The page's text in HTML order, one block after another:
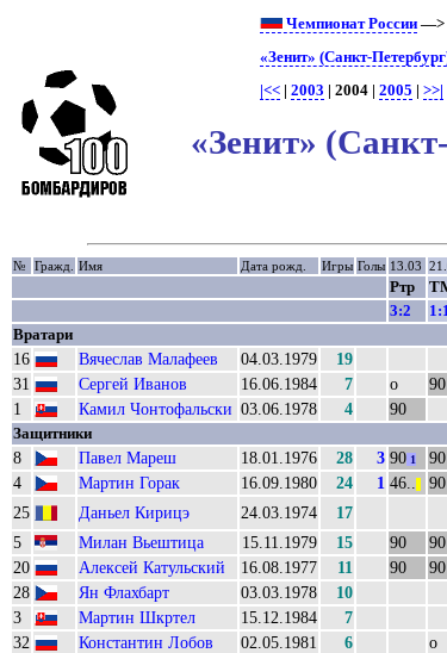
Чемпионат России
«Зенит» (Санкт-
|<< |2003 | 2004 |2005 |>>|
«Зенит»
№ Гражд. Имя Дата рожд. Игры Голы 13.03
Ртр
3:2
Вратари
16 Вячеслав Малафеев 04.03.1979 19
31
Сергей Иванов 16.06.1984 7 о 90
1
Камил Чонтофальски 03.06.1978 4 90
Защитники
8 Павел Мареш 18.01.1976 28 3 90 1 90
4
Мартин Горак 16.09.1980 24 1 46.. 90
25
Даньел Кирицэ 24.03.1974 17
5
Милан Вьештица 15.11.1979 15 90 90
20
Алексей Катульский 16.08.1977 11 90 90
28
Ян Флахбарт 03.03.1978 10
3 Мартин Шкртел 15.12.1984 7
32
Константин Лобов 02.05.1981 6 о